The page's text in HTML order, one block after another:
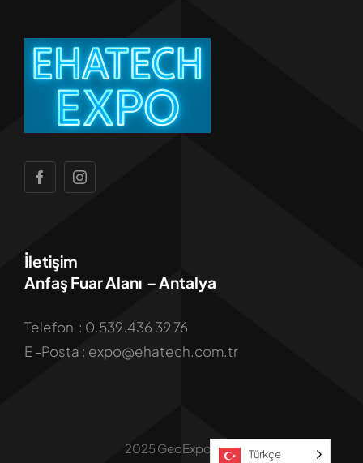
İletişim
Anfaş Fuar Alanı – Antalya
Telefon : 0.539.436 39 76
E -Posta : expo@ehatech.com.tr
2025 GeoExpo Fuar Türkçe